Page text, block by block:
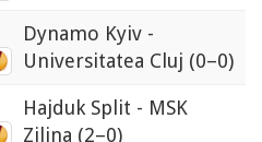
Dynamo Kyiv -
Universitatea Cluj (0–0)
Hajduk Split - MSK
Zilina (2–0)